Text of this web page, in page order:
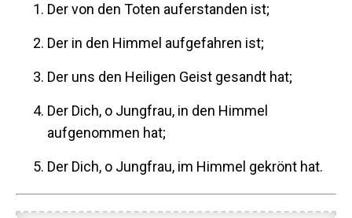
Der von den Toten auferstanden ist;
Der in den Himmel aufgefahren ist;
Der uns den Heiligen Geist gesandt hat;
Der Dich, o Jungfrau, in den Himmel
aufgenommen hat;
Der Dich, o Jungfrau, im Himmel gekrönt hat.